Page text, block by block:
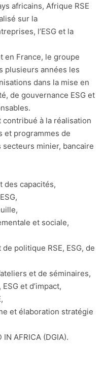
africains, Afrique RSE
sur la
l’ESG et la
en France, le groupe
plusieurs années les
dans la mise en
de gouvernance ESG et
contribué à la réalisation
et programmes de
minier, bancaire
des capacités,
et sociale,
politique RSE, ESG, de
et de séminaires,
et d’impact,
et élaboration stratégie
AFRICA (DGIA).